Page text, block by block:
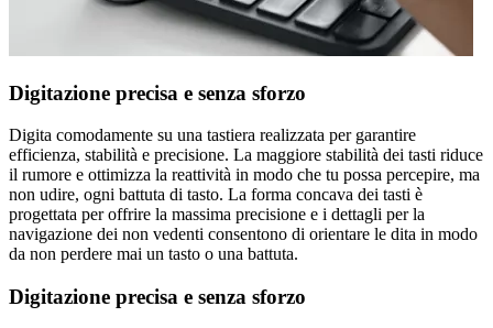
Digitazione precisa e senza sforzo
Digita comodamente su una tastiera realizzata per garantire
efficienza, stabilità e precisione. La maggiore stabilità dei tasti riduce
il rumore e ottimizza la reattività in modo che tu possa percepire, ma
non udire, ogni battuta di tasto. La forma concava dei tasti è
progettata per offrire la massima precisione e i dettagli per la
navigazione dei non vedenti consentono di orientare le dita in modo
da non perdere mai un tasto o una battuta.
Digitazione precisa e senza sforzo